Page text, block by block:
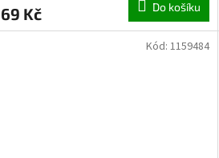
69 Kč Do košíku
Kód: 1159484